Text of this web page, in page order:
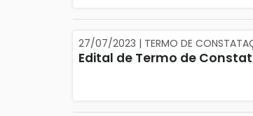
27/07/2023 | TERMO DE
Edital de Termo de